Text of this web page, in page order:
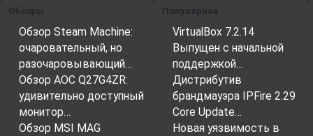
Обзоры
Обзор Steam Machine:
очаровательный, но
разочаровывающий…
Обзор AOC Q27G4ZR:
удивительно доступный
монитор…
Обзор MSI MAG
Популярное
VirtualBox 7.2.14
Выпущен с начальной
поддержкой…
Дистрибутив
брандмауэра IPFire 2.29
Core Update…
Новая уязвимость в